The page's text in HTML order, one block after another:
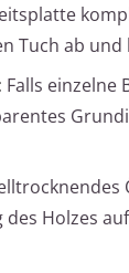
Tuch ab
Falls einzelne
Holzes